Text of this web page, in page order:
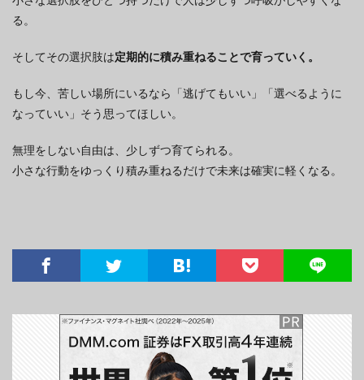
る。
そしてその選択肢は定期的に積み重ねることで育っていく。
もし今、苦しい場所にいるなら「逃げてもいい」「選べるように
なっていい」そう思ってほしい。
無理をしない自由は、少しずつ育てられる。
小さな行動をゆっくり積み重ねるだけで未来は確実に軽くなる。